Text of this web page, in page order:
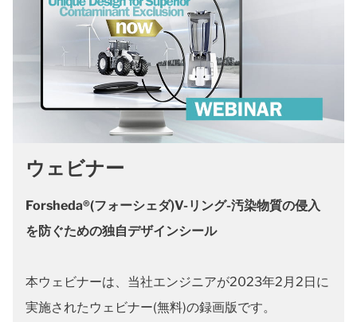
ウェビナー
Forsheda®(フォーシェダ)V-リング-汚染物質の侵入
を防ぐための独自デザインシール
本ウェビナーは、当社エンジニアが2023年2月2日に
実施されたウェビナー(無料)の録画版です。